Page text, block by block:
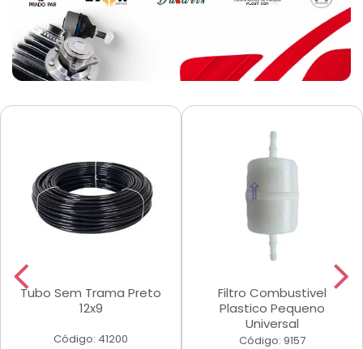
Tubo Sem Trama Preto
12x9
Código: 41200
Filtro Combustivel
Plastico Pequeno
Universal
Código: 9157